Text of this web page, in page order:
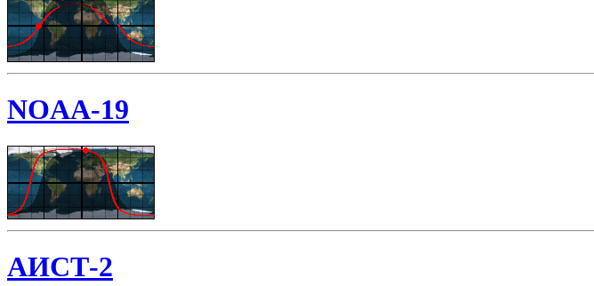
NOAA-19
АИСТ-2